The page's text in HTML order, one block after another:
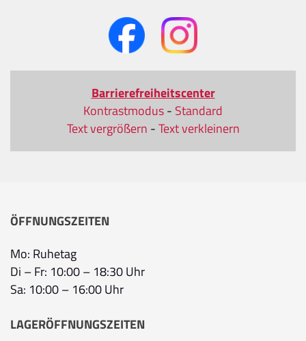
Barrierefreiheitscenter
Kontrastmodus- Standard
Text vergrößern -Text verkleinern
ÖFFNUNGSZEITEN
Mo: Ruhetag
Di – Fr: 10:00 – 18:30 Uhr
Sa: 10:00 – 16:00 Uhr
LAGERÖFFNUNGSZEITEN